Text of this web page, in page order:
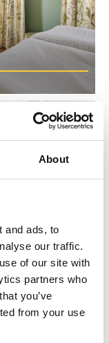
About
and ads, to
our traffic.
of our site with
partners who
you’ve
from your use